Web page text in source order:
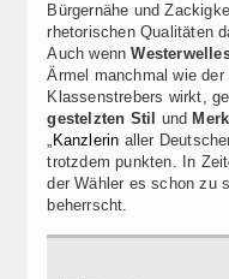
Bürgernähe und
rhetorischen Qualitäten
Auch wenn
Ärmel manchmal wie
Klassenstrebers wirkt,
gestelzten Stil und
„ Kanzlerin aller
trotzdem punkten. In
der Wähler es schon zu
beherrscht.